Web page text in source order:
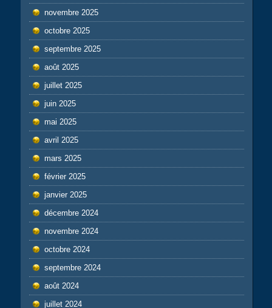
novembre 2025
octobre 2025
septembre 2025
août 2025
juillet 2025
juin 2025
mai 2025
avril 2025
mars 2025
février 2025
janvier 2025
décembre 2024
novembre 2024
octobre 2024
septembre 2024
août 2024
juillet 2024